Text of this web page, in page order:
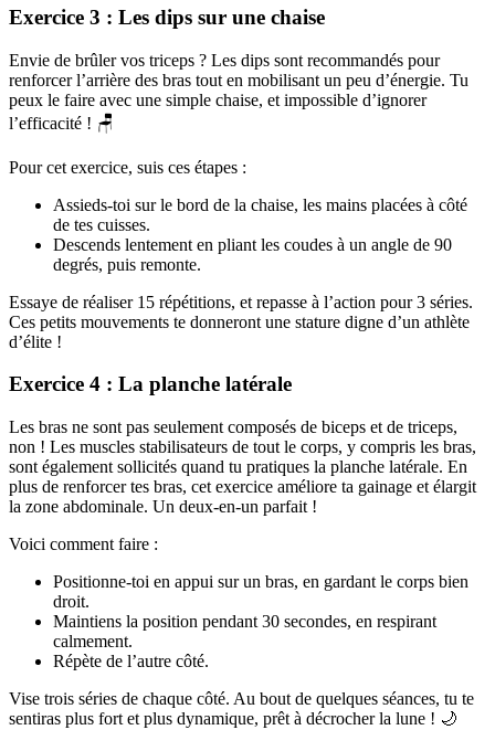
Exercice 3 : Les dips sur une chaise
Envie de brûler vos triceps ? Les dips sont recommandés pour
renforcer l’arrière des bras tout en mobilisant un peu d’énergie. Tu
peux le faire avec une simple chaise, et impossible d’ignorer
l’efficacité ! 🪑
Pour cet exercice, suis ces étapes :
Assieds-toi sur le bord de la chaise, les mains placées à côté
de tes cuisses.
Descends lentement en pliant les coudes à un angle de 90
degrés, puis remonte.
Essaye de réaliser 15 répétitions, et repasse à l’action pour 3 séries.
Ces petits mouvements te donneront une stature digne d’un athlète
d’élite !
Exercice 4 : La planche latérale
Les bras ne sont pas seulement composés de biceps et de triceps,
non ! Les muscles stabilisateurs de tout le corps, y compris les bras,
sont également sollicités quand tu pratiques la planche latérale. En
plus de renforcer tes bras, cet exercice améliore ta gainage et élargit
la zone abdominale. Un deux-en-un parfait !
Voici comment faire :
Positionne-toi en appui sur un bras, en gardant le corps bien
droit.
Maintiens la position pendant 30 secondes, en respirant
calmement.
Répète de l’autre côté.
Vise trois séries de chaque côté. Au bout de quelques séances, tu te
sentiras plus fort et plus dynamique, prêt à décrocher la lune ! 🌙